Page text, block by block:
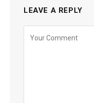
LEAVE A REPLY